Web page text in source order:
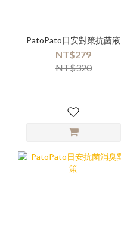
PatoPato日安對策抗菌液
NT$279
NT$320